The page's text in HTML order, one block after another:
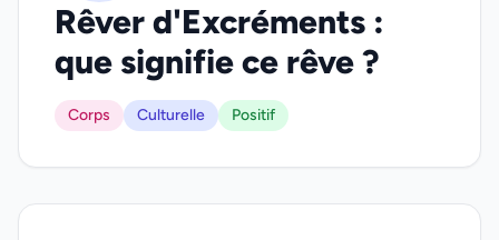
Rêver d'Excréments :
que signifie ce rêve ?
Corps Culturelle Positif